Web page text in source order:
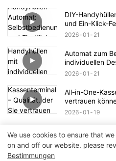
DIY-
und Ein-Klick-
2026 01 21
Automat zum
individuellen
den Druck
2026 01 21
All-in-One-
vertrauen
2026 01 19
Urheberrecht© 2024 Shenzhen
We use cookies to ensure that
on and off our website. please
Bestimmungen